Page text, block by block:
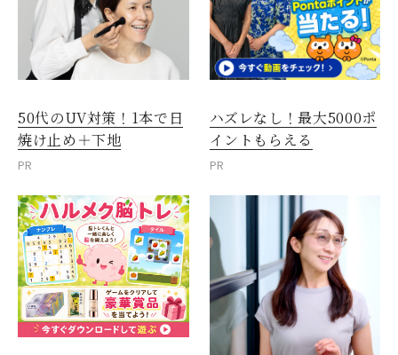
50代のUV対策！1本で日
焼け止め＋下地
PR
ハズレなし！最大5000ポ
イントもらえる
PR